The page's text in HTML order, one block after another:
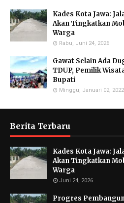
Kades Kota Jawa:
Akan Tingkatkan
Warga
Rabu, Juni 24, 2026
Gawat Selain Ada
TDUP, Pemilik
Bupati
Minggu, Januari 02, 2022
Berita Terbaru
Kades Kota Jawa:
Akan Tingkatkan
Warga
Juni 24, 2026
Progres